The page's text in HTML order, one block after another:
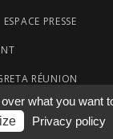
ESPACE PRESSE
RÉUNION
what you want
Privacy policy